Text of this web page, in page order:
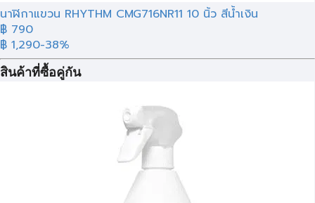
นาฬิกาแขวน RHYTHM CMG716NR11 10 นิ้ว สีน้ำเงิน
฿ 790
฿ 1,290-38%
สินค้าที่ซื้อคู่กัน